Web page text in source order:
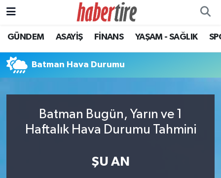
GÜNDEM ASAYİŞ FİNANS YAŞAM - SAĞLIK
Batman Hava Durumu
Batman Bugün, Yarın ve 1
Haftalık Hava Durumu Tahmini
ŞU AN
Tire Nöbetçi Eczaneler
Tire Hava Durumu
Süper Lig Puan Durumu ve Fikstür
Son Dakika Haberleri